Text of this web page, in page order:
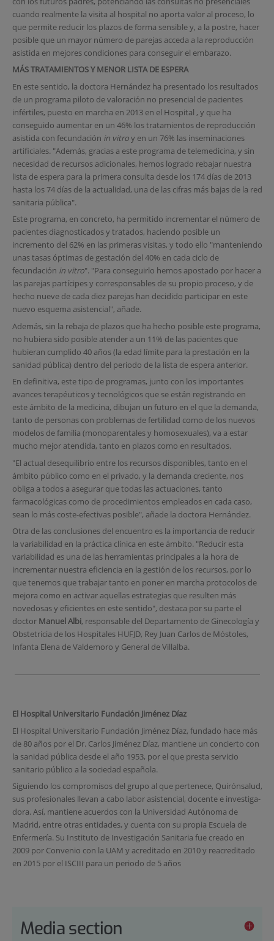
cuando realmente la visita al hospital no aporta valor al proceso, lo
que permite reducir los plazos de forma sensible y, a la postre, hacer
posible que un mayor número de parejas acceda a la reproducción
asistida en mejores condiciones para conseguir el embarazo.
MÁS TRATAMIENTOS Y MENOR LISTA DE ESPERA
En este sentido, la doctora Hernández ha presentado los resultados
de un programa piloto de valoración no presencial de pacientes
infértiles, puesto en marcha en 2013 en el Hospital , y que ha
conseguido aumentar en un 46% los tratamientos de reproducción
asistida con fecundación in vitroy en un 76% las inseminaciones
artificiales. "Además, gracias a este programa de telemedicina, y sin
necesidad de recursos adicionales, hemos logrado rebajar nuestra
lista de espera para la primera consulta desde los 174 días de 2013
hasta los 74 días de la actualidad, una de las cifras más bajas de la red
sanitaria pública".
Este programa, en concreto, ha permitido incrementar el número de
pacientes diagnosticados y tratados, haciendo posible un
incremento del 62% en las primeras visitas, y todo ello "manteniendo
unas tasas óptimas de gestación del 40% en cada ciclo de
fecundación in vitro". "Para conseguirlo hemos apostado por hacer a
las parejas partícipes y corresponsables de su propio proceso, y de
hecho nueve de cada diez parejas han decidido participar en este
nuevo esquema asistencial", añade.
Además, sin la rebaja de plazos que ha hecho posible este programa,
no hubiera sido posible atender a un 11% de las pacientes que
hubieran cumplido 40 años (la edad límite para la prestación en la
sanidad pública) dentro del periodo de la lista de espera anterior.
En definitiva, este tipo de programas, junto con los importantes
avances terapéuticos y tecnológicos que se están registrando en
este ámbito de la medicina, dibujan un futuro en el que la demanda,
tanto de personas con problemas de fertilidad como de los nuevos
modelos de familia (monoparentales y homosexuales), va a estar
mucho mejor atendida, tanto en plazos como en resultados.
"El actual desequilibrio entre los recursos disponibles, tanto en el
ámbito público como en el privado, y la demanda creciente, nos
obliga a todos a asegurar que todas las actuaciones, tanto
farmacológicas como de procedimientos empleados en cada caso,
sean lo más coste-efectivas posible", añade la doctora Hernández.
Otra de las conclusiones del encuentro es la importancia de reducir
la variabilidad en la práctica clínica en este ámbito. "Reducir esta
variabilidad es una de las herramientas principales a la hora de
incrementar nuestra eficiencia en la gestión de los recursos, por lo
que tenemos que trabajar tanto en poner en marcha protocolos de
mejora como en activar aquellas estrategias que resulten más
novedosas y eficientes en este sentido", destaca por su parte el
doctor Manuel Albi, responsable del Departamento de Ginecología y
Obstetricia de los Hospitales HUFJD, Rey Juan Carlos de Móstoles,
Infanta Elena de Valdemoro y General de Villalba.
El Hospital Universitario Fundación Jiménez Díaz
El Hospital Universitario Fundación Jiménez Díaz, fundado hace más
de 80 años por el Dr. Carlos Jiménez Díaz, mantiene un concierto con
la sanidad pública desde el año 1953, por el que presta servicio
sanitario público a la sociedad española.
Siguiendo los compromisos del grupo al que pertenece, Quirónsalud,
sus profesionales llevan a cabo labor asistencial, docente e investiga­
dora. Así, mantiene acuerdos con la Universidad Autónoma de
Madrid, entre otras entidades, y cuenta con su propia Escuela de
Enfermería. Su Instituto de Investigación Sanitaria fue creado en
2009 por Convenio con la UAM y acreditado en 2010 y reacreditado
en 2015 por el ISCIII para un periodo de 5 años
Media section